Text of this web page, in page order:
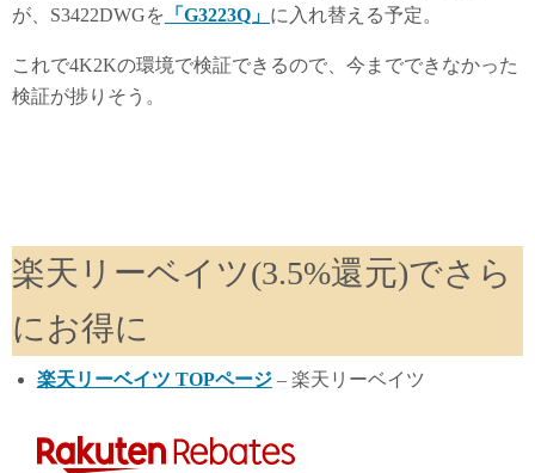
が、S3422DWGを
「G3223Q」 に入れ替える予定。
これで4K2Kの環境で検証できるので、今までできなかった
検証が捗りそう。
楽天リーベイツ(3.5%還元)でさら
にお得に
楽天リーベイツ TOPページ– 楽天リーベイツ